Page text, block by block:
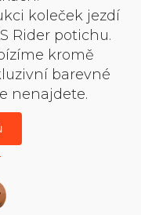
koleček jezdí
Rider potichu.
kromě
barevné
nenajdete.